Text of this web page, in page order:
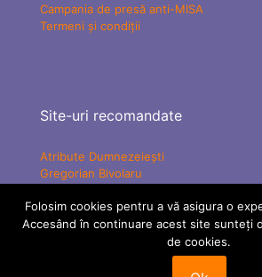
Campania de presă anti-MISA
Termeni și condiții
Site-uri recomandate
Atribute Dumnezeiești
Gregorian Bivolaru
Mișcarea Charismatică Teofanică
Vindecare Spirituală
Folosim cookies pentru a vă asigura o
Accesând în continuare acest site sunteți
de cookies.